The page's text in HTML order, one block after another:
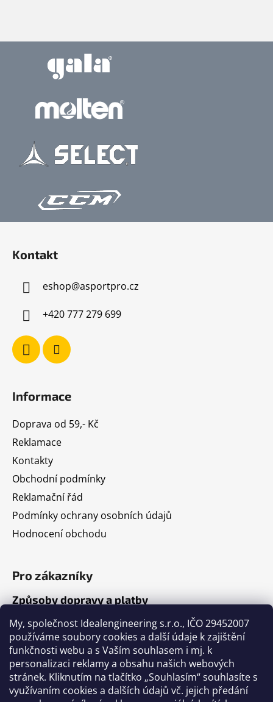
My, společnost Idealengineering s.r.o., IČO 29452007
používáme soubory cookies a další údaje k zajištění
funkčnosti webu a s Vaším souhlasem i mj. k
personalizaci reklamy a obsahu našich webových
stránek. Kliknutím na tlačítko „Souhlasím“ souhlasíte s
využívaním cookies a dalších údajů vč. jejich předání
Kontakt
eshop@asportpro.cz
+420 777 279 699
Informace
Doprava od 59,- Kč
Reklamace
Kontakty
Obchodní podmínky
Reklamační řád
Podmínky ochrany osobních údajů
Hodnocení obchodu
Pro zákazníky
Způsoby dopravy a platby
Jak nakupovat
Články
Výběr volejbalového míče